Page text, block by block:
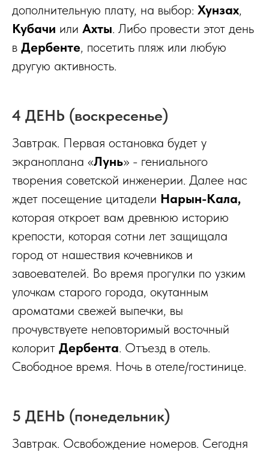
дополнительную плату, на выбор: Хунзах,
Кубачи или Ахты. Либо провести этот день
в Дербенте, посетить пляж или любую
другую активность.
4 ДЕНЬ (воскресенье)
Завтрак. Первая остановка будет у
экраноплана «Лунь» - гениального
творения советской инженерии. Далее нас
ждет посещение цитадели Нарын-Кала,
которая откроет вам древнюю историю
крепости, которая сотни лет защищала
город от нашествия кочевников и
завоевателей. Во время прогулки по узким
улочкам старого города, окутанным
ароматами свежей выпечки, вы
прочувствуете неповторимый восточный
колорит Дербента. Отъезд в отель.
Свободное время. Ночь в отеле/гостинице.
5 ДЕНЬ (понедельник)
Завтрак. Освобождение номеров. Сегодня